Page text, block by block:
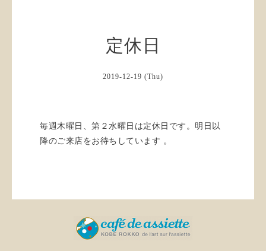
定休日
2019-12-19 (Thu)
毎週木曜日、第２水曜日は定休日です。明日以
降のご来店をお待ちしています 。